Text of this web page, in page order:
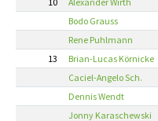
Bodo Grauss
Rene Puhlmann
13
Brian-Lucas Körnicke
Caciel-Angelo Sch.
Dennis Wendt
Jonny Karaschewski